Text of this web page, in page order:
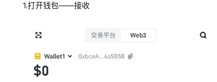
1.打开钱包——接收